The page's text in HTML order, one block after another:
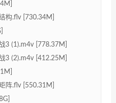
构.flv [730.34M]
3 (1).m4v [778.37M]
3 (2).m4v [412.25M]
阵.flv [550.31M]